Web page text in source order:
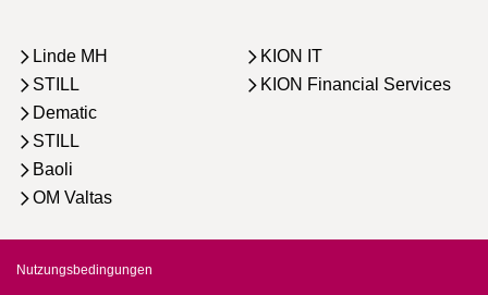
Linde MH
STILL
Dematic
STILL
Baoli
OM Valtas
KION IT
KION Financial Services
Nutzungsbedingungen